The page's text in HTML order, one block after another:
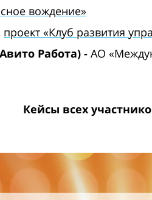
вождение»
проект «Клуб развития
Работа) - АО
Кейсы всех